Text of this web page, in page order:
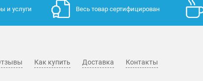
и услуги Весь товар сертифицирован
Как купить Доставка Контакты